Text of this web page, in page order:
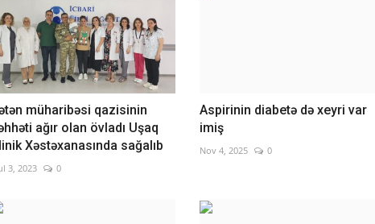
müharibəsi qazisinin
ağır olan övladı Uşaq
Xəstəxanasında sağalıb
3, 2023 0
Aspirinin diabetə də xeyri var
imiş
Nov 4, 2025 0